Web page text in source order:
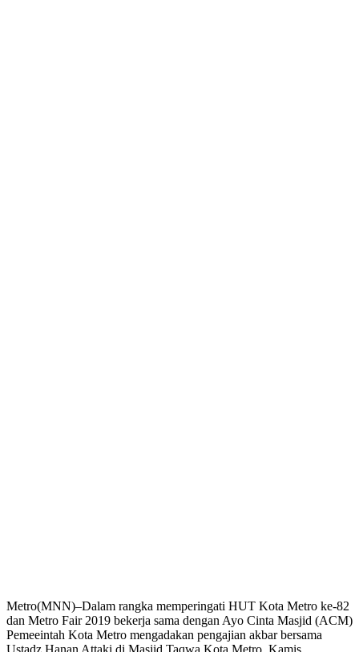
Metro(MNN)–Dalam rangka memperingati HUT Kota Metro ke-82
dan Metro Fair 2019 bekerja sama dengan Ayo Cinta Masjid (ACM)
Pemeeintah Kota Metro mengadakan pengajian akbar bersama
Ustadz Hanan Attaki di Masjid Taqwa Kota Metro, Kamis